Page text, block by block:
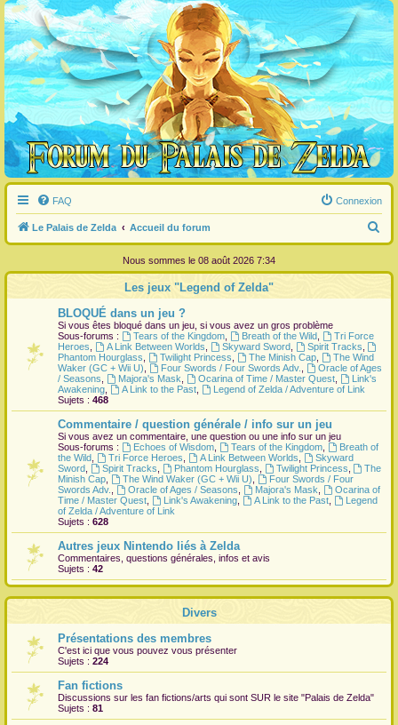
FAQ Connexion
Le Palais de Zelda Accueil du forum
e
c
Nous sommes le 08 août 2026 7:34
Les jeux "Legend of Zelda"
BLOQUÉ dans un jeu ?
Si vous êtes bloqué dans un jeu, si vous avez un gros problème
Sous-forums :
Tears of the Kingdom, Breath of the Wild,
Tri Force
Heroes
A Link Between Worlds Skyward Sword, Spirit Tracks
Phantom Hourglass
Twilight Princess The Minish Cap,
The Wind
Waker (GC + Wii U)
Four Swords / Four Swords Adv.
Oracle of Ages
/ Seasons
Majora's Mask Ocarina of Time / Master Quest,
Link's
Awakening
A Link to the Past,
Legend of Zelda / Adventure of Link
Sujets : 468
Commentaire / question générale / info sur un jeu
Si vous avez un commentaire, une question ou une info sur un jeu
Sous-forums :
Echoes of Wisdom, Tears of the Kingdom,
Breath of
the Wild
Tri Force Heroes A Link Between Worlds
Skyward
Sword
Spirit Tracks Phantom Hourglass Twilight Princess
The
Minish Cap
The Wind Waker (GC + Wii U)
Four Swords / Four
Swords Adv.
Oracle of Ages / Seasons Majora's Mask
Ocarina of
Time / Master Quest
Link's Awakening, A Link to the Past,
Legend
of Zelda / Adventure of Link
Sujets : 628
Autres jeux Nintendo liés à Zelda
Commentaires, questions générales, infos et avis
Sujets : 42
Divers
Présentations des membres
C'est ici que vous pouvez vous présenter
Sujets : 224
Fan fictions
Discussions sur les fan fictions/arts qui sont SUR le site "Palais de Zelda"
Sujets : 81